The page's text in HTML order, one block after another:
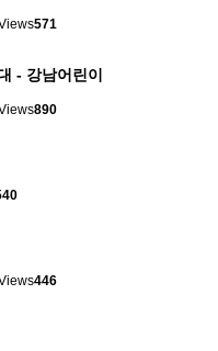
571
- 강남어린이
890
446